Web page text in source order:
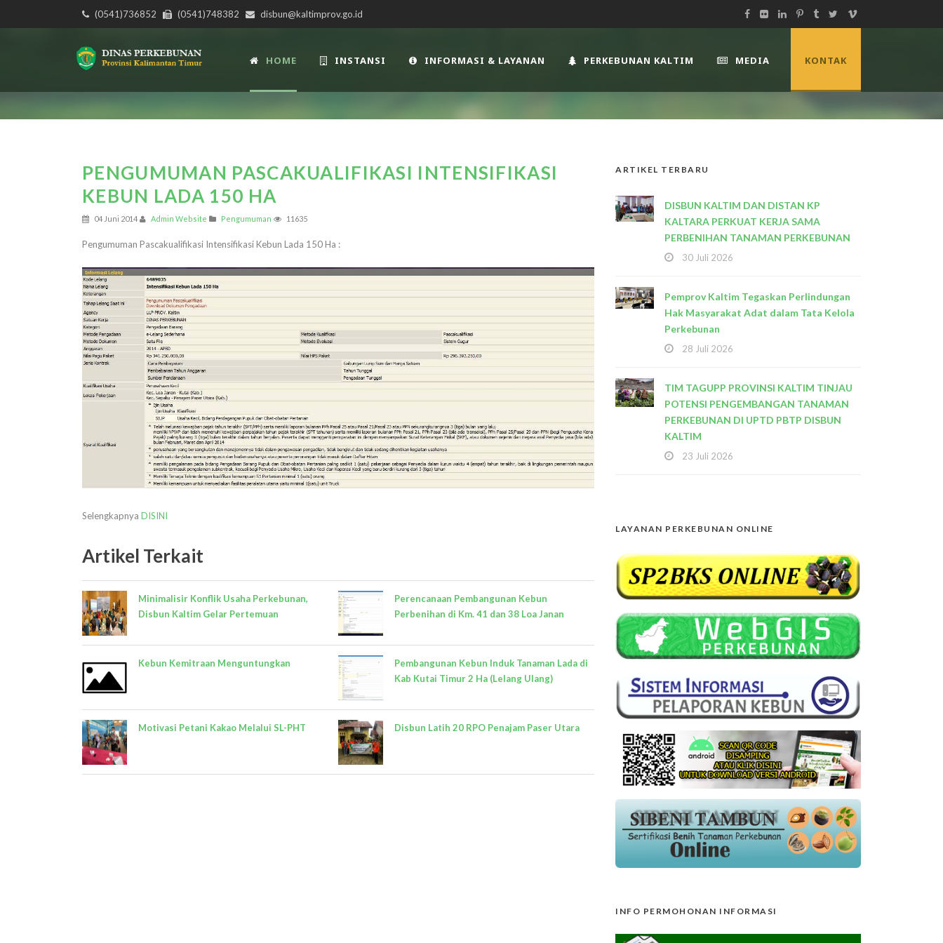
(0541)736852 (0541)748382 disbun@kaltimprov.go.id
HOME INSTANSI INFORMASI & LAYANAN PERKEBUNAN KALTIM MEDIA KONTAK
PENGUMUMAN PASCAKUALIFIKASI INTENSIFIKASI
KEBUN LADA 150 HA
04 Juni 2014 Admin Website Pengumuman 11635
Pengumuman Pascakualifikasi Intensifikasi Kebun Lada 150 Ha :
Selengkapnya DISINI
Artikel Terkait
Minimalisir Konflik Usaha Perkebunan,
Disbun Kaltim Gelar Pertemuan
Kebun Kemitraan Menguntungkan
Motivasi Petani Kakao Melalui SL-PHT
Perencanaan Pembangunan Kebun
Perbenihan di Km. 41 dan 38 Loa Janan
Pembangunan Kebun Induk Tanaman Lada di
Kab Kutai Timur 2 Ha (Lelang Ulang)
Disbun Latih 20 RPO Penajam Paser Utara
ARTIKEL TERBARU
DISBUN KALTIM DAN DISTAN KP
KALTARA PERKUAT KERJA SAMA
PERBENIHAN TANAMAN PERKEBUNAN
30 Juli 2026
Pemprov Kaltim Tegaskan Perlindungan
Hak Masyarakat Adat dalam Tata Kelola
Perkebunan
28 Juli 2026
TIM TAGUPP PROVINSI KALTIM TINJAU
POTENSI PENGEMBANGAN TANAMAN
PERKEBUNAN DI UPTD PBTP DISBUN
KALTIM
23 Juli 2026
LAYANAN PERKEBUNAN ONLINE
INFO PERMOHONAN INFORMASI